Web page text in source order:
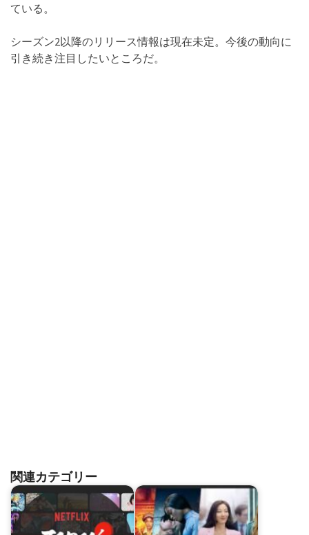
ている。
シーズン2以降のリリース情報は現在未定。今後の動向に
引き続き注目したいところだ。
関連カテゴリー